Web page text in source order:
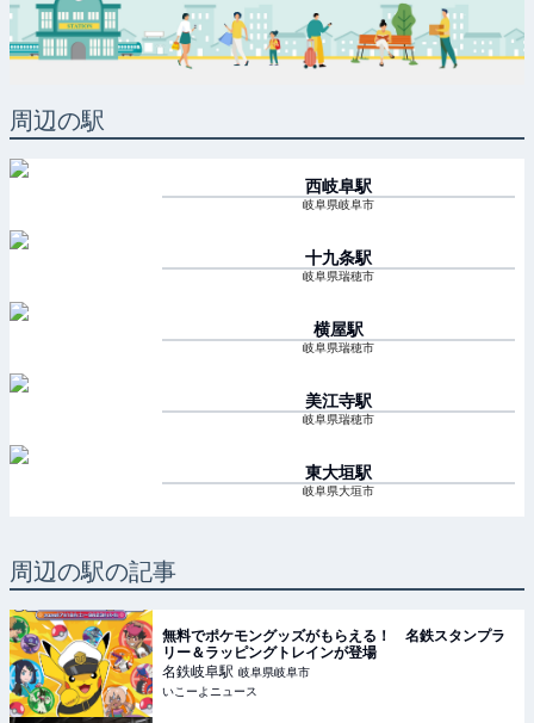
周辺の駅
西岐阜駅
岐阜県岐阜市
十九条駅
岐阜県瑞穂市
横屋駅
岐阜県瑞穂市
美江寺駅
岐阜県瑞穂市
東大垣駅
岐阜県大垣市
周辺の駅の記事
無料でポケモングッズがもらえる！ 名鉄スタンプラ
リー＆ラッピングトレインが登場
名鉄岐阜駅 岐阜県岐阜市
いこーよニュース